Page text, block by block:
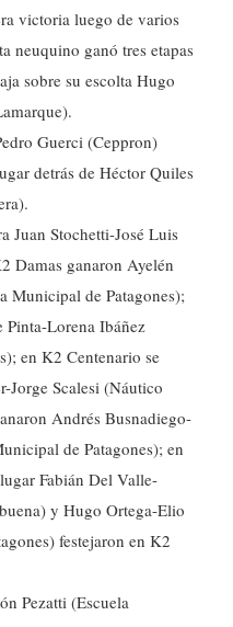
victoria luego de varios
neuquino ganó tres etapas
sobre su escolta Hugo
Guerci (Ceppron)
detrás de Héctor Quiles
Juan Stochetti-José Luis
Damas ganaron Ayelén
Municipal de Patagones);
Lorena Ibáñez
en K2 Centenario se
Jorge Scalesi (Náutico
Andrés Busnadiego-
de Patagones); en
Fabián Del Valle-
y Hugo Ortega-Elio
festejaron en K2
Pezatti (Escuela